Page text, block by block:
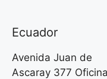
Ecuador
Avenida Juan de
Ascaray 377 Oficina